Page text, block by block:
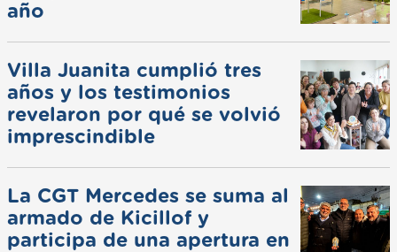
año
Villa Juanita cumplió tres
años y los testimonios
revelaron por qué se volvió
imprescindible
La CGT Mercedes se suma al
armado de Kicillof y
participa de una apertura en